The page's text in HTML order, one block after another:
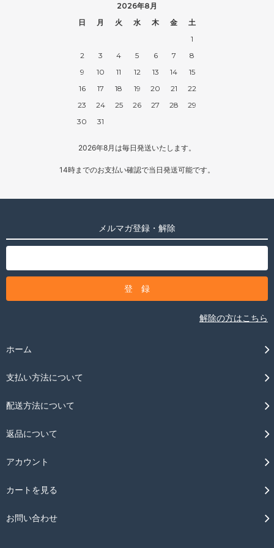
2026年8月
日
月 火 水 木 金
土
1
2
3 4 5 6 7
8
9
10 11 12 13 14
15
16
17 18 19 20 21
22
23
24 25 26 27 28
29
30
31
2026年8月は毎日発送いたします。
14時までのお支払い確認で当日発送可能です。
メルマガ登録・解除
解除の方はこちら
ホーム
支払い方法について
配送方法について
返品について
アカウント
カートを見る
お問い合わせ